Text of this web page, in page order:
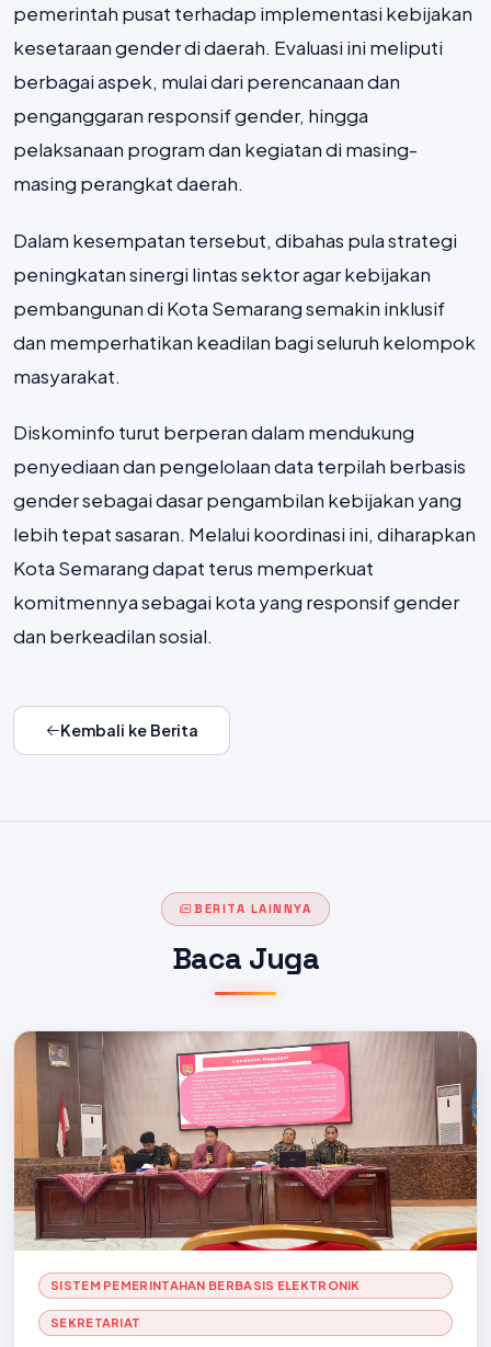
pemerintah pusat terhadap implementasi kebijakan
kesetaraan gender di daerah. Evaluasi ini meliputi
berbagai aspek, mulai dari perencanaan dan
penganggaran responsif gender, hingga
pelaksanaan program dan kegiatan di masing-
masing perangkat daerah.
Dalam kesempatan tersebut, dibahas pula strategi
peningkatan sinergi lintas sektor agar kebijakan
pembangunan di Kota Semarang semakin inklusif
dan memperhatikan keadilan bagi seluruh kelompok
masyarakat.
Diskominfo turut berperan dalam mendukung
penyediaan dan pengelolaan data terpilah berbasis
gender sebagai dasar pengambilan kebijakan yang
lebih tepat sasaran. Melalui koordinasi ini, diharapkan
Kota Semarang dapat terus memperkuat
komitmennya sebagai kota yang responsif gender
dan berkeadilan sosial.
Kembali ke Berita
BERITA LAINNYA
Baca Juga
SISTEM PEMERINTAHAN BERBASIS ELEKTRONIK
SEKRETARIAT